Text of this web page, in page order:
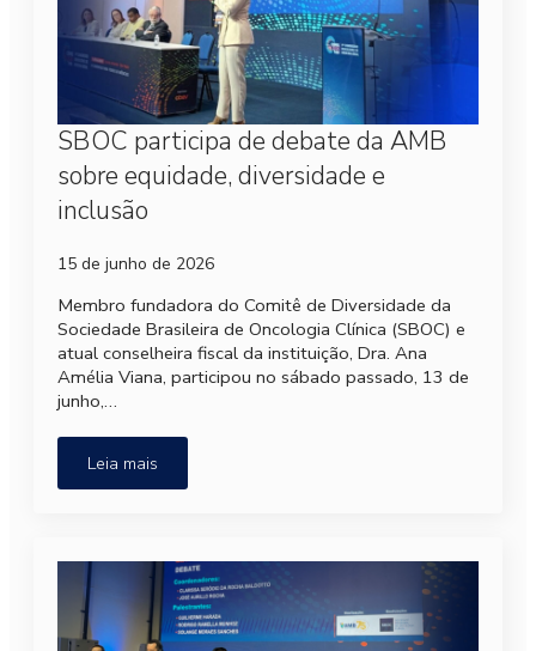
SBOC participa de debate da AMB
sobre equidade, diversidade e
inclusão
15 de junho de 2026
Membro fundadora do Comitê de Diversidade da
Sociedade Brasileira de Oncologia Clínica (SBOC) e
atual conselheira fiscal da instituição, Dra. Ana
Amélia Viana, participou no sábado passado, 13 de
junho,…
Leia mais